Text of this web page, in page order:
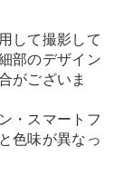
して撮影して
部のデザイン
がございま
・スマートフ
色味が異なっ